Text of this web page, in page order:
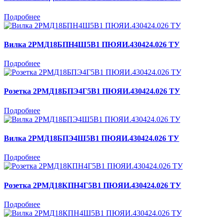
Подробнее
Вилка 2РМД18БПН4Ш5В1 ПЮЯИ.430424.026 ТУ
Подробнее
Розетка 2РМД18БПЭ4Г5В1 ПЮЯИ.430424.026 ТУ
Подробнее
Вилка 2РМД18БПЭ4Ш5В1 ПЮЯИ.430424.026 ТУ
Подробнее
Розетка 2РМД18КПН4Г5В1 ПЮЯИ.430424.026 ТУ
Подробнее